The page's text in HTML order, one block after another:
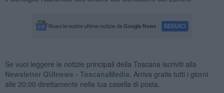
Se vuoi leggere le notizie principali della Toscana iscriviti alla
Newsletter QUInews - ToscanaMedia. Arriva gratis tutti i giorni
alle 20:00 direttamente nella tua casella di posta.